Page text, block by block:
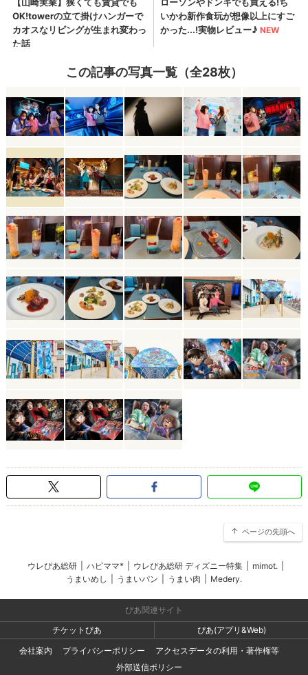
この記事の写真一覧（全28枚）
ページの先頭へ
ウレぴあ総研 ハピママ* ウレぴあ総研 ディズニー特集 mimot.
うまいめし
うまいパン うまい肉 Medery.
ぴあ関連サイト
チケットぴあ
ぴあ(アプリ&Web)
会社案内
プライバシーポリシー
アクセスデータの利用・著作権等
外部送信ポリシー